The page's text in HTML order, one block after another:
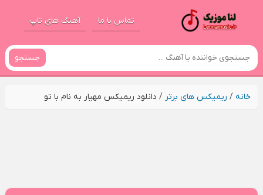
تماس با ما آهنگ های تاپ
جستجو
خانه/ ریمیکس های برتر / دانلود ریمیکس مهیار به نام با تو